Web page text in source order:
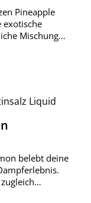
Pineapple
exotische
Mischung
Perfekt für
belebt deine